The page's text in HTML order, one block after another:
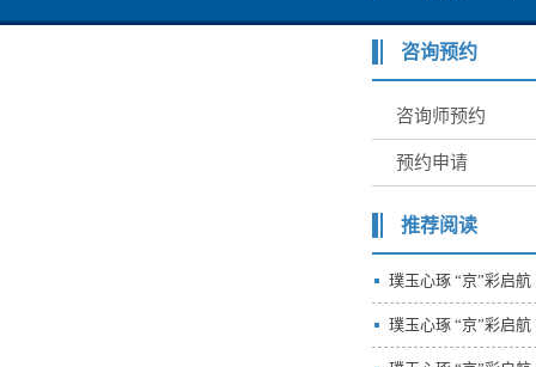
咨询预约
咨询师预约
预约申请
推荐阅读